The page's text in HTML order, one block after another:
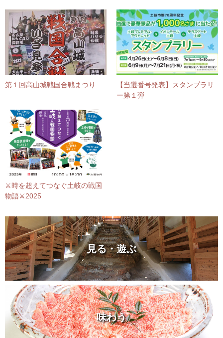
第１回高山城戦国合戦まつり
【当選番号発表】スタンプラリ
ー第１弾
⚔️時を超えてつなぐ土岐の戦国
物語⚔️2025
見る・遊ぶ
味わう